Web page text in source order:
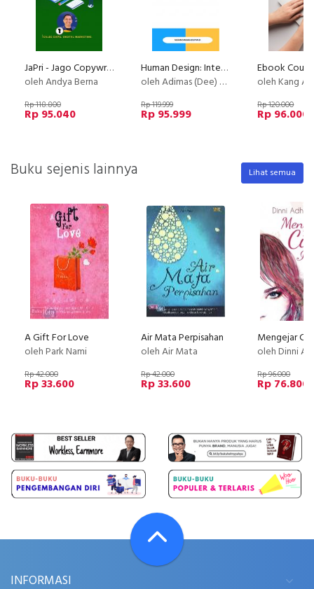
JaPri - Jago Copywriting
oleh Andya Berna
Rp 118.800
Rp 95.040
Human Design: Intermediate Class
oleh Adimas (Dee) Wirajayanagara (Lesmana)
Rp 119.999
Rp 95.999
oleh Kang
Rp 120.000
Rp 96.000
Buku sejenis lainnya Lihat semua
A Gift For Love
oleh Park Nami
Rp 42.000
Rp 33.600
Air Mata Perpisahan
oleh Air Mata
Rp 42.000
Rp 33.600
oleh Dinni
Rp 96.000
Rp 76.800
INFORMASI